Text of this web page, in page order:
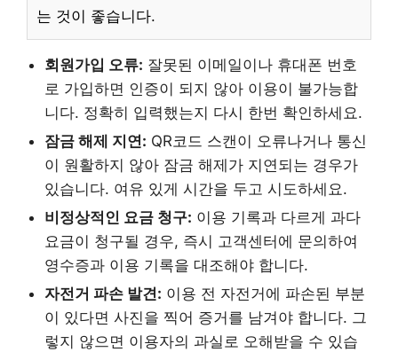
는 것이 좋습니다.
회원가입 오류: 잘못된 이메일이나 휴대폰 번호
로 가입하면 인증이 되지 않아 이용이 불가능합
니다. 정확히 입력했는지 다시 한번 확인하세요.
잠금 해제 지연: QR코드 스캔이 오류나거나 통신
이 원활하지 않아 잠금 해제가 지연되는 경우가
있습니다. 여유 있게 시간을 두고 시도하세요.
비정상적인 요금 청구: 이용 기록과 다르게 과다
요금이 청구될 경우, 즉시 고객센터에 문의하여
영수증과 이용 기록을 대조해야 합니다.
자전거 파손 발견: 이용 전 자전거에 파손된 부분
이 있다면 사진을 찍어 증거를 남겨야 합니다. 그
렇지 않으면 이용자의 과실로 오해받을 수 있습